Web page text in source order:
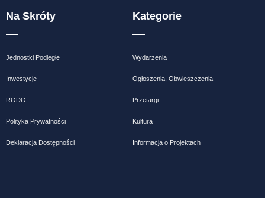
Na Skróty
Jednostki Podległe
Inwestycje
RODO
Polityka Prywatności
Deklaracja Dostępności
Kategorie
Wydarzenia
Ogłoszenia, Obwieszczenia
Przetargi
Kultura
Informacja o Projektach